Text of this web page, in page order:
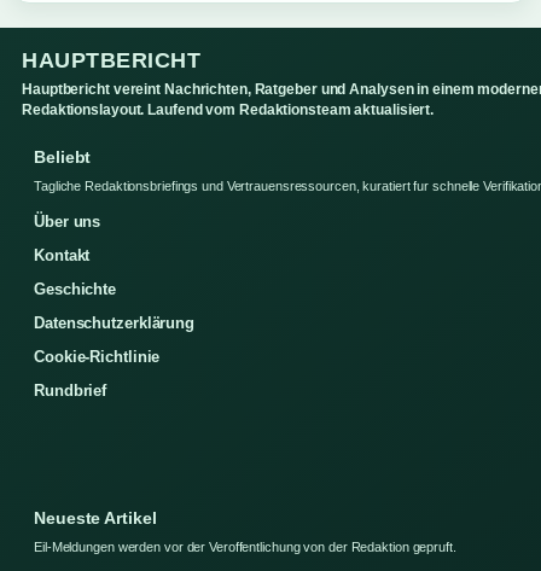
HAUPTBERICHT
Hauptbericht vereint Nachrichten, Ratgeber und Analysen in einem
Redaktionslayout. Laufend vom Redaktionsteam aktualisiert.
Beliebt
Tagliche Redaktionsbriefings und Vertrauensressourcen, kuratiert fur schnelle
Über uns
Kontakt
Geschichte
Datenschutzerklärung
Cookie-Richtlinie
Rundbrief
Neueste Artikel
Eil-Meldungen werden vor der Veroffentlichung von der Redaktion gepruft.